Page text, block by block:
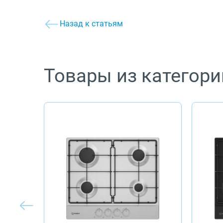
Назад к статьям
Товары из